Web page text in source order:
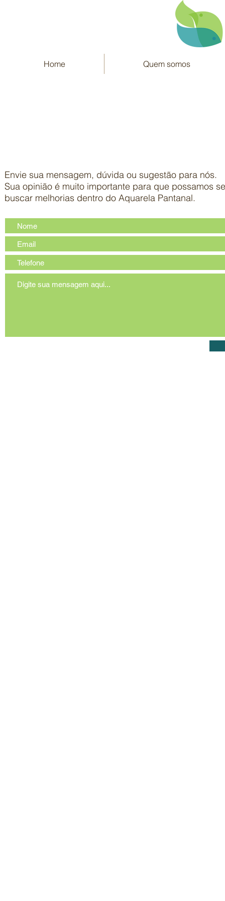
Home Quem somos
Envie sua mensagem, dúvida ou sugestão para nós.
Sua opinião é muito importante para que possamos
buscar melhorias dentro do Aquarela Pantanal.